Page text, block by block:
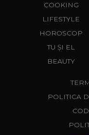
COOKING
LIFESTYLE
HOROSCOP
TU ȘI EL
BEAUTY
POLITICA